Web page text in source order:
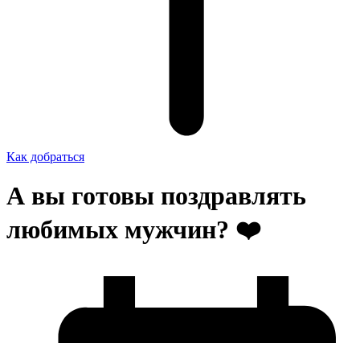
Как добраться
А вы готовы поздравлять
любимых мужчин? ❤️‍